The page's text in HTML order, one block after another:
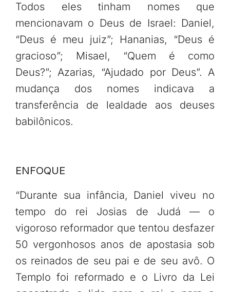
Todos eles tinham nomes que
mencionavam o Deus de Israel: Daniel,
“Deus é meu juiz”; Hananias, “Deus é
gracioso”; Misael, “Quem é como
Deus?”; Azarias, “Ajudado por Deus”. A
mudança dos nomes indicava a
transferência de lealdade aos deuses
babilônicos.
ENFOQUE
“Durante sua infância, Daniel viveu no
tempo do rei Josias de Judá — o
vigoroso reformador que tentou desfazer
50 vergonhosos anos de apostasia sob
os reinados de seu pai e de seu avô. O
Templo foi reformado e o Livro da Lei